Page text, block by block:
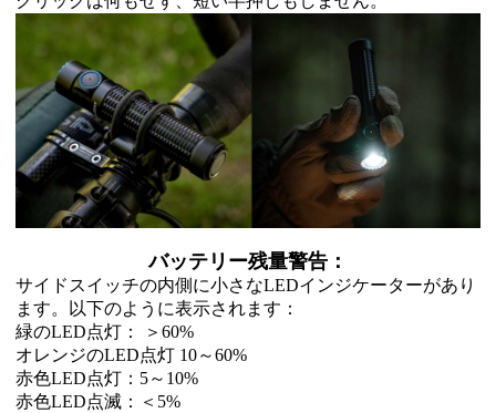
バッテリー残量警告：
サイドスイッチの内側に小さなLEDインジケーターがあり
ます。以下のように表示されます：
緑のLED点灯： ＞60%
オレンジのLED点灯 10～60%
赤色LED点灯：5～10%
赤色LED点滅：＜5%